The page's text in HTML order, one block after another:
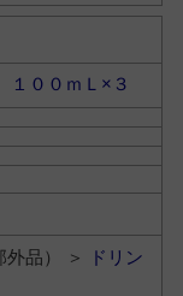
００ｍＬ×３
品） ＞
ドリン